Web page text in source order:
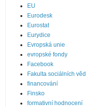
EU
Eurodesk
Eurostat
Eurydice
Evropská unie
evropské fondy
Facebook
Fakulta sociálních věd
financování
Finsko
formativní hodnocení